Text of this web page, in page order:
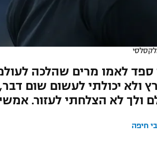
ספד לאמו מרים שהלכה
ולא יכולתי לעשום שום
ולך לא הצלחתי לעזור.
חיפה